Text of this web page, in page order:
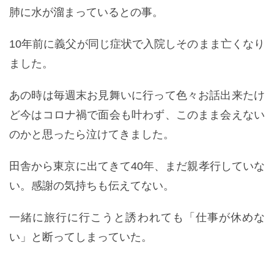
肺に水が溜まっているとの事。
10年前に義父が同じ症状で入院しそのまま亡くなり
ました。
あの時は毎週末お見舞いに行って色々お話出来たけ
ど今はコロナ禍で面会も叶わず、このまま会えない
のかと思ったら泣けてきました。
田舎から東京に出てきて40年、まだ親孝行していな
い。感謝の気持ちも伝えてない。
一緒に旅行に行こうと誘われても「仕事が休めな
い」と断ってしまっていた。